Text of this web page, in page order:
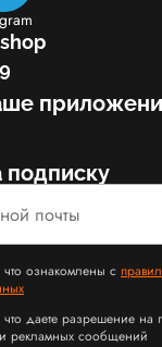
подписку
ознакомлены с
даете разрешение на
рекламных сообщений